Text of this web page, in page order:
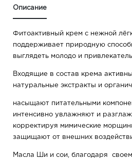
Описание
Фитоактивный крем с нежной
поддерживает природную
выглядеть молодо и
Входящие в состав крема
натуральные экстракты и
насыщают питательными
интенсивно увлажняют и
корректируя мимические
защищают от внешних
Масла Ши и сои, благодаря